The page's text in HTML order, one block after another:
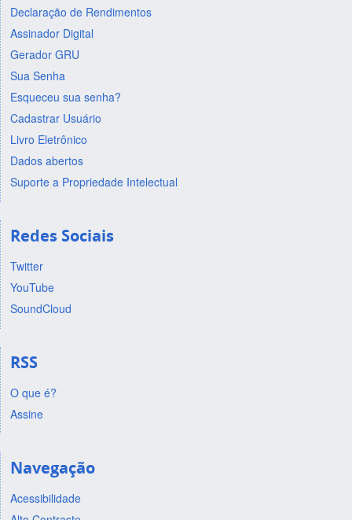
Declaração de Rendimentos
Assinador Digital
Gerador GRU
Sua Senha
Esqueceu sua senha?
Cadastrar Usuário
Livro Eletrônico
Dados abertos
Suporte a Propriedade Intelectual
Redes Sociais
Twitter
YouTube
SoundCloud
RSS
O que é?
Assine
Navegação
Acessibilidade